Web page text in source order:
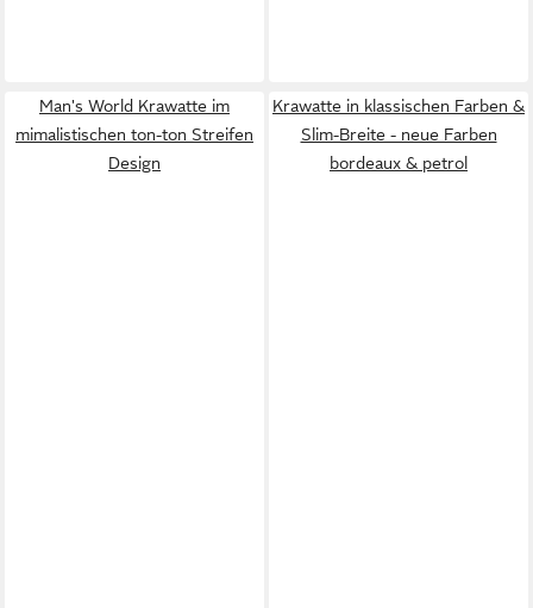
Man's World Krawatte im
mimalistischen ton-ton Streifen
Design
Krawatte in klassischen Farben &
Slim-Breite - neue Farben
bordeaux & petrol